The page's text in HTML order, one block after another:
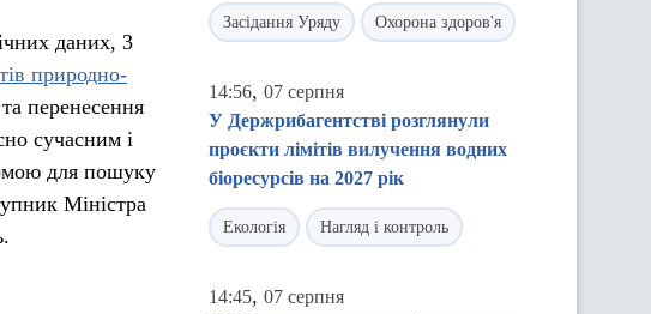
даних, 3
природно-
перенесення
сучасним і
для пошуку
Міністра
Засідання Уряду Охорона здоров'я
14:56, 07 серпня
У Держрибагентстві розглянули
проєкти лімітів вилучення водних
біоресурсів на 2027 рік
Екологія Нагляд і контроль
14:45, 07 серпня